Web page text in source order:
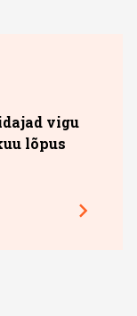
vigu
lõpus